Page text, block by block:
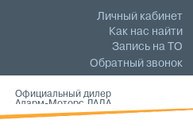
Личный кабинет
Как нас найти
Запись на ТО
Обратный звонок
Официальный дилер
Аларм-Моторс ЛАДА